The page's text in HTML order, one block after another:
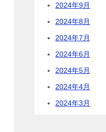
2024年9月
2024年8月
2024年7月
2024年6月
2024年5月
2024年4月
2024年3月